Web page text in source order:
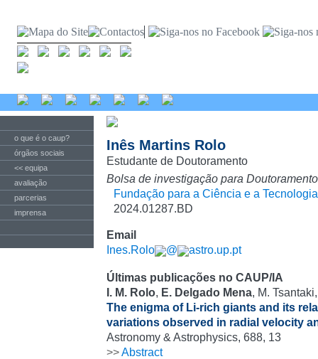
o que é o caup?
órgãos sociais
<< equipa
avaliação
parcerias
imprensa
Inês Martins Rolo
Estudante de Doutoramento
Bolsa de investigação para Doutoramento
Fundação para a Ciência e a Tecnologia
2024.01287.BD
Email
Ines.Rolo
@ astro.up.pt
Últimas publicações no CAUP/IA
I. M. Rolo, E. Delgado Mena, M.
The enigma of Li-rich giants and its
variations observed in radial velocity
Astronomy & Astrophysics, 688, 13
>>Abstract